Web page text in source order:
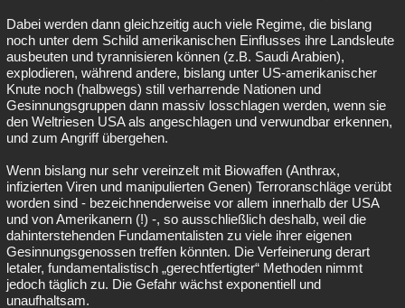
Dabei werden dann gleichzeitig auch viele Regime, die bislang
noch unter dem Schild amerikanischen Einflusses ihre Landsleute
ausbeuten und tyrannisieren können (z.B. Saudi Arabien),
explodieren, während andere, bislang unter US-amerikanischer
Knute noch (halbwegs) still verharrende Nationen und
Gesinnungsgruppen dann massiv losschlagen werden, wenn sie
den Weltriesen USA als angeschlagen und verwundbar erkennen,
und zum Angriff übergehen.
Wenn bislang nur sehr vereinzelt mit Biowaffen (Anthrax,
infizierten Viren und manipulierten Genen) Terroranschläge verübt
worden sind - bezeichnenderweise vor allem innerhalb der USA
und von Amerikanern (!) -, so ausschließlich deshalb, weil die
dahinterstehenden Fundamentalisten zu viele ihrer eigenen
Gesinnungsgenossen treffen könnten. Die Verfeinerung derart
letaler, fundamentalistisch „gerechtfertigter“ Methoden nimmt
jedoch täglich zu. Die Gefahr wächst exponentiell und
unaufhaltsam.